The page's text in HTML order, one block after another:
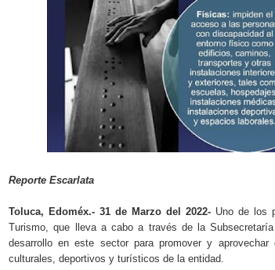
Reporte Escarlata
Toluca, Edoméx.- 31 de Marzo del 2022- Uno de los
Turismo, que lleva a cabo a través de la
desarrollo en este sector para promover y
culturales, deportivos y turísticos de la entidad.